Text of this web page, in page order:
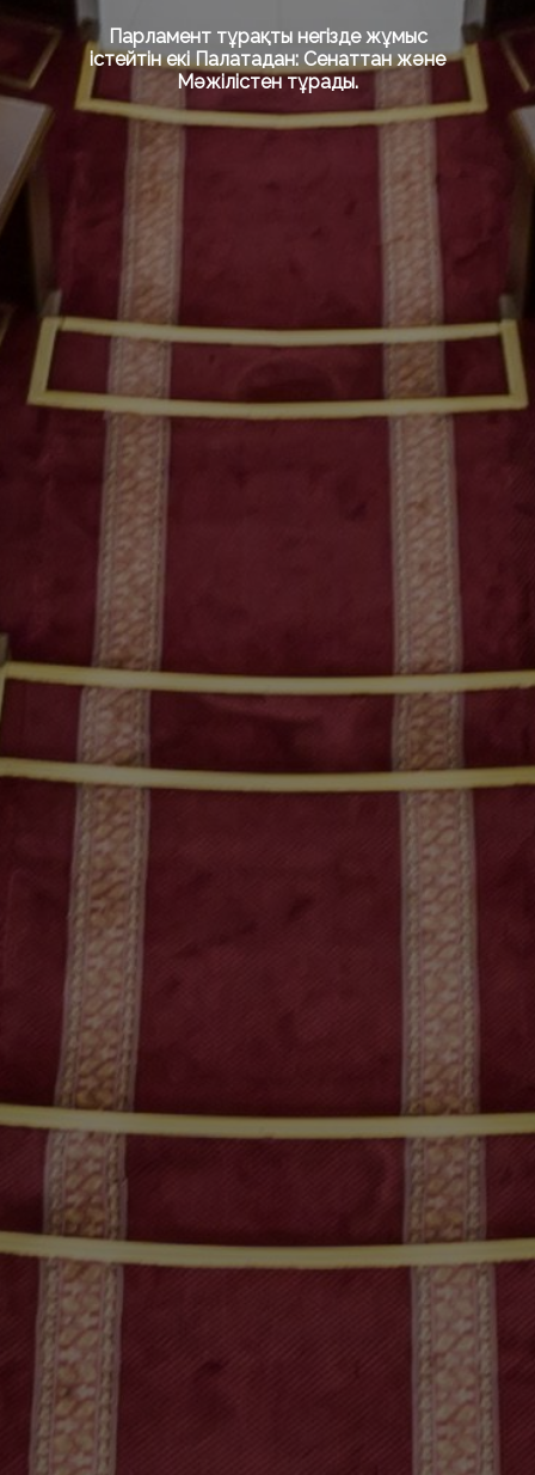
Парламент тұрақты негізде жұмыс
істейтін екі Палатадан: Сенаттан және
Мәжілістен тұрады.